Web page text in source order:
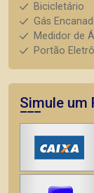
Bicicletário
Gás
Medidor de
Portão
Simule um